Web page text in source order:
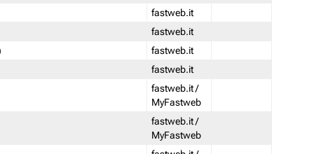
fastweb.it
fastweb.it
fastweb.it
fastweb.it
fastweb.it /
MyFastweb
fastweb.it /
MyFastweb